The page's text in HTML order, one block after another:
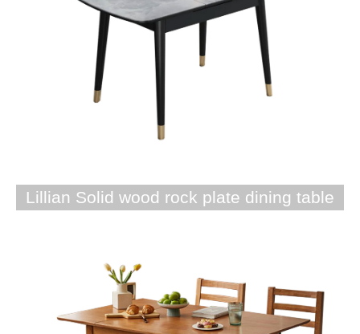
Lillian Solid wood rock plate dining table